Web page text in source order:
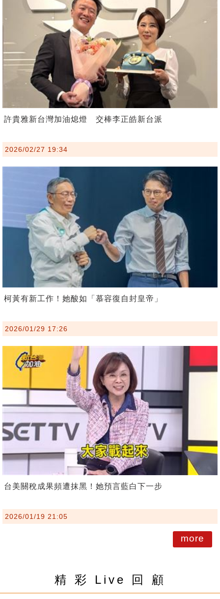
許貴雅新台灣加油熄燈 交棒李正皓新台派
2026/02/27 19:34
柯黃有新工作！她酸如「慕容復自封皇帝」
2026/01/29 17:26
台美關稅成果頻遭抹黑！她預言藍白下一步
2026/01/19 21:05
more
精 彩 Live 回 顧